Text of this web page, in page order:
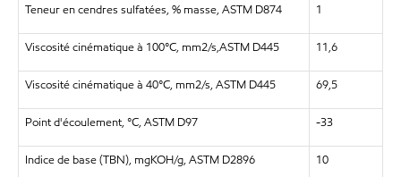
Teneur en cendres sulfatées, % masse, ASTM D874 1
Viscosité cinématique à 100°C, mm2/s,ASTM D445 11,6
Viscosité cinématique à 40°C, mm2/s, ASTM D445 69,5
Point d'écoulement, °C, ASTM D97 -33
Indice de base (TBN), mgKOH/g, ASTM D2896 10